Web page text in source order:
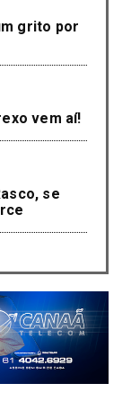
grito por
vem aí!
se
de
clientes